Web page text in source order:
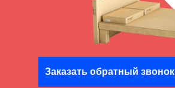
Заказать обратный звонок